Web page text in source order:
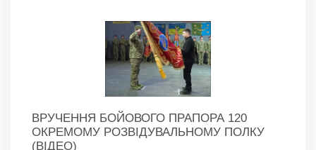
ВРУЧЕННЯ БОЙОВОГО ПРАПОРА 120
ОКРЕМОМУ РОЗВІДУВАЛЬНОМУ ПОЛКУ
(ВІДЕО)